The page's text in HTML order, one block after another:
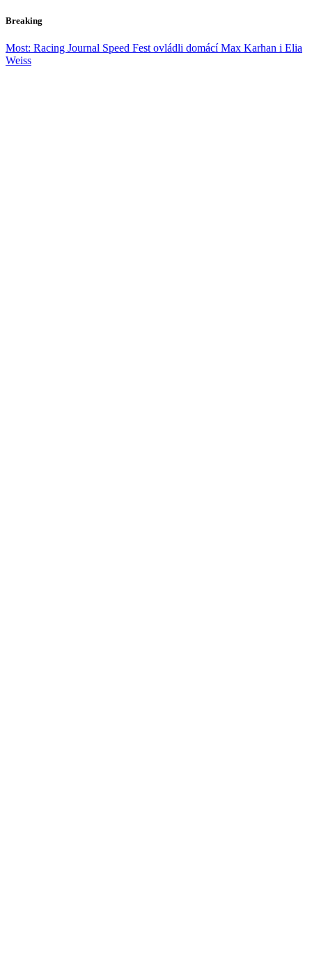
Skip
content
Breaking
Most: Racing Journal Speed Fest ovládli domácí Max Karhan i Elia
Weiss